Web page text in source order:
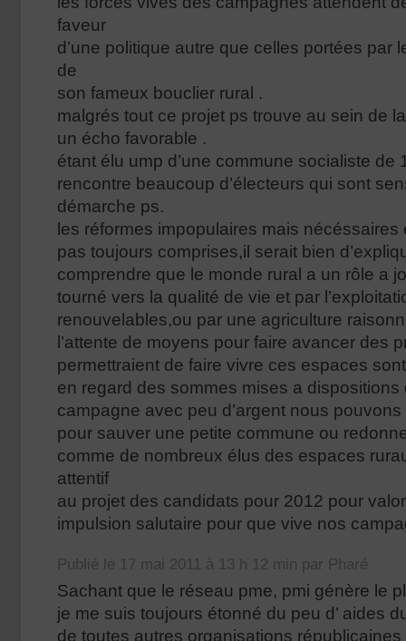
faveur
d’une politique autre que celles portées par
de
son fameux bouclier rural .
malgrés tout ce projet ps trouve au sein de
un écho favorable .
étant élu ump d’une commune socialiste de
rencontre beaucoup d’électeurs qui sont
démarche ps.
les réformes impopulaires mais nécéssaires
pas toujours comprises,il serait bien
comprendre que le monde rural a un rôle a
tourné vers la qualité de vie et par
renouvelables,ou par une agriculture
l’attente de moyens pour faire avancer des
permettraient de faire vivre ces espaces
en regard des sommes mises a dispositions
campagne avec peu d’argent nous
pour sauver une petite commune ou
comme de nombreux élus des espaces
attentif
au projet des candidats pour 2012 pour
impulsion salutaire pour que vive nos
Publié le 17 mai 2011 à 13 h 12 min par Pharé
Sachant que le réseau pme, pmi génère le
je me suis toujours étonné du peu d’ aides
de toutes autres organisations